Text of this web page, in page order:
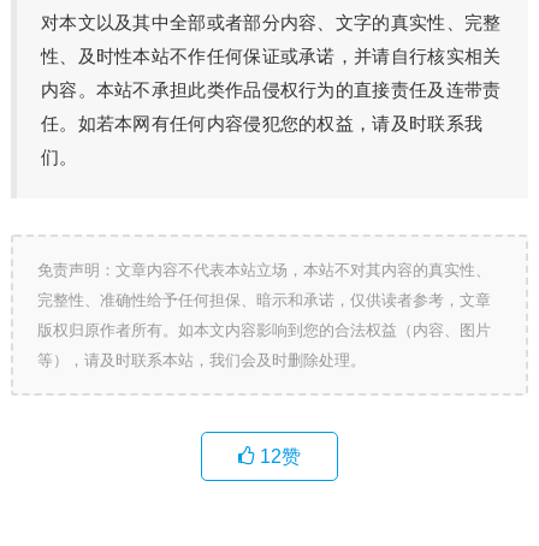
对本文以及其中全部或者部分内容、文字的真实性、完整
性、及时性本站不作任何保证或承诺，并请自行核实相关
内容。本站不承担此类作品侵权行为的直接责任及连带责
任。如若本网有任何内容侵犯您的权益，请及时联系我
们。
免责声明：文章内容不代表本站立场，本站不对其内容的真实性、
完整性、准确性给予任何担保、暗示和承诺，仅供读者参考，文章
版权归原作者所有。如本文内容影响到您的合法权益（内容、图片
等），请及时联系本站，我们会及时删除处理。
12赞